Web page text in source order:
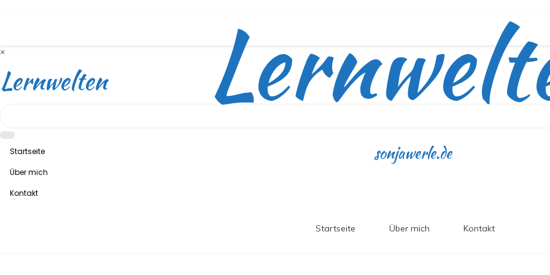
sonjawerle.de
×
Lernwelten
Startseite
Über mich
Kontakt
Startseite Über mich Kontakt